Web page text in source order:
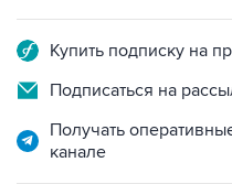
Купить подписку на
Подписаться на
Получать
канале